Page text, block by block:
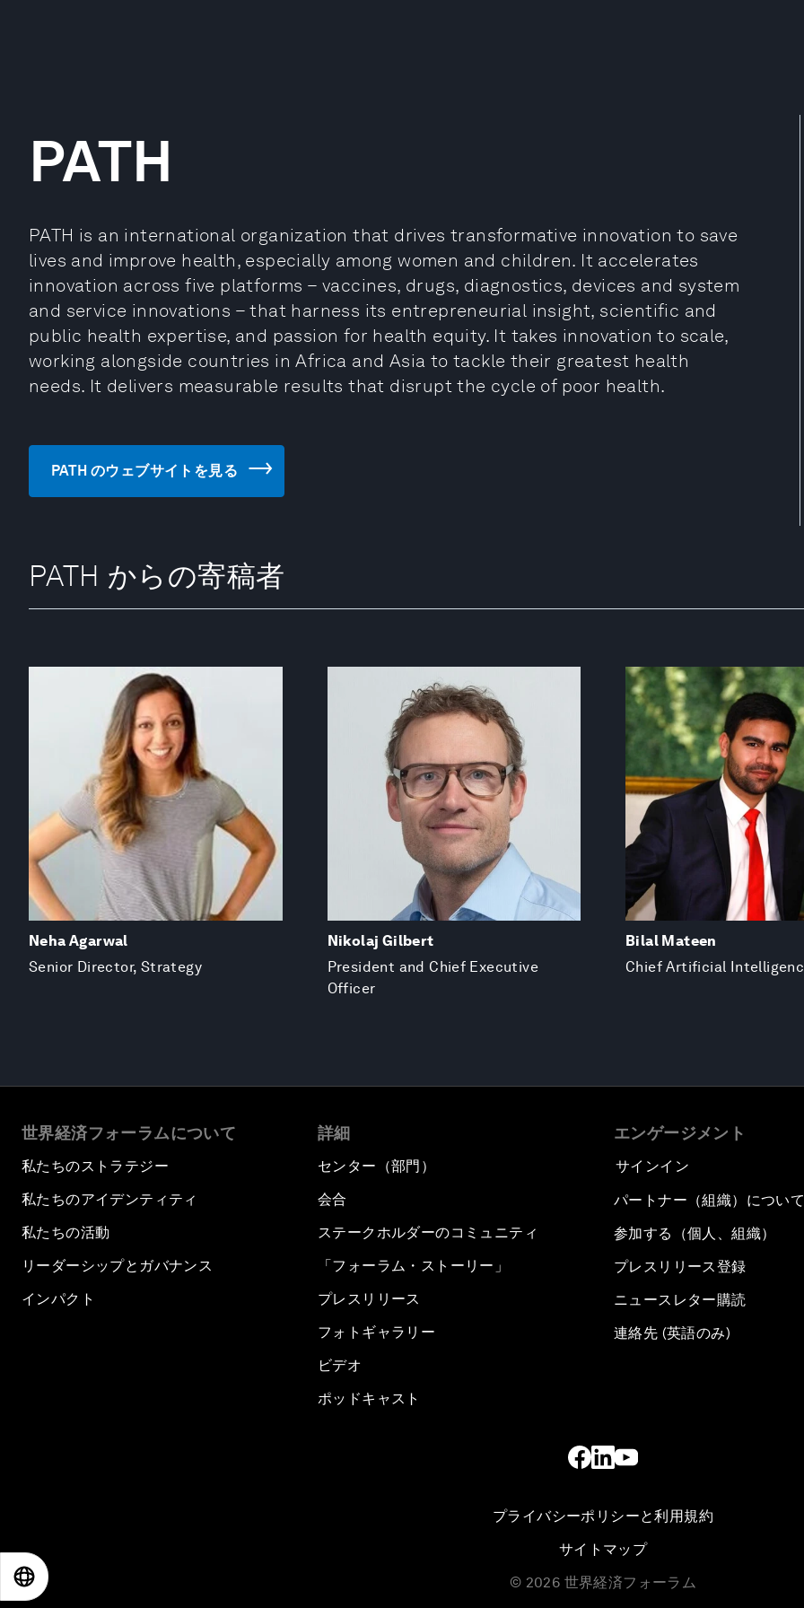
PATH
PATH is an international organization that drives transformative innovation to save
lives and improve health, especially among women and children. It accelerates
innovation across five platforms – vaccines, drugs, diagnostics, devices and system
and service innovations – that harness its entrepreneurial insight, scientific and
public health expertise, and passion for health equity. It takes innovation to scale,
working alongside countries in Africa and Asia to tackle their greatest health
needs. It delivers measurable results that disrupt the cycle of poor health.
PATH のウェブサイトを見る
PATH からの寄稿者
Neha Agarwal
Senior Director, Strategy
Nikolaj Gilbert
President and Chief Executive
Officer
Bilal Mateen
Chief Artificial
世界経済フォーラムについて
私たちのストラテジー
私たちのアイデンティティ
私たちの活動
リーダーシップとガバナンス
インパクト
詳細
センター（部門）
会合
ステークホルダーのコミュニティ
「フォーラム・ストーリー」
プレスリリース
フォトギャラリー
ビデオ
ポッドキャスト
エンゲージメント
サインイン
パートナー（組織）につい
参加する（個人、組織）
プレスリリース登録
ニュースレター購読
連絡先 (英語のみ)
プライバシーポリシーと利用規約
サイトマップ
© 2026 世界経済フォーラム